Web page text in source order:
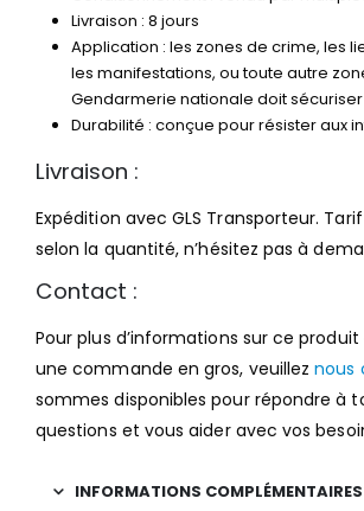
Livraison : 8 jours
Application : les zones de crime, les
les manifestations, ou toute autre
Gendarmerie nationale doit
Durabilité : conçue pour résister aux
Livraison :
Expédition avec GLS Transporteur.
selon la quantité, n’hésitez pas à
Contact :
Pour plus d’informations sur ce
une commande en gros, veuilleznous
sommes disponibles pour répondre à
questions et vous aider avec vos
INFORMATIONS COMPLÉMENTAIRES